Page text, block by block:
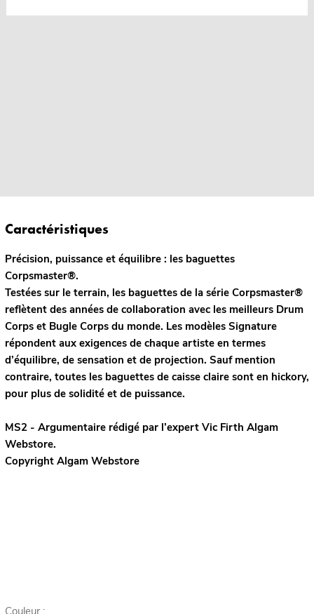
Caractéristiques
Précision, puissance et équilibre : les baguettes
Corpsmaster®.
Testées sur le terrain, les baguettes de la série Corpsmaster®
reflètent des années de collaboration avec les meilleurs Drum
Corps et Bugle Corps du monde. Les modèles Signature
répondent aux exigences de chaque artiste en termes
d’équilibre, de sensation et de projection. Sauf mention
contraire, toutes les baguettes de caisse claire sont en hickory,
pour plus de solidité et de puissance.
MS2 - Argumentaire rédigé par l’expert Vic Firth Algam
Webstore.
Copyright Algam Webstore